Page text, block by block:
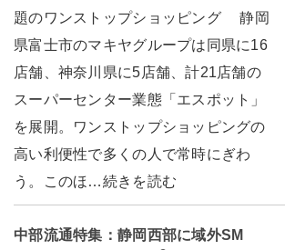
題のワンストップショッピング 静岡
県富士市のマキヤグループは同県に16
店舗、神奈川県に5店舗、計21店舗の
スーパーセンター業態「エスポット」
を展開。ワンストップショッピングの
高い利便性で多くの人で常時にぎわ
う。このほ…続きを読む
中部流通特集：静岡西部に域外SM